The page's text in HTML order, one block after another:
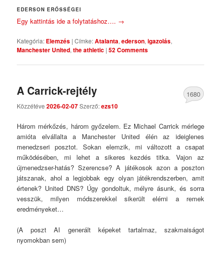
EDERSON ERŐSSÉGEI
Egy kattintás ide a folytatáshoz…. →
Kategória: Elemzés |Címke:Atalanta,ederson,igazolás,
Manchester United,the athletic |52 Comments
A Carrick-rejtély
Közzétéve2026-02-07Szerző:ezs10
1680
Három mérkőzés, három győzelem. Ez Michael Carrick mérlege
amióta elvállalta a Manchester United élén az ideiglenes
menedzseri posztot. Sokan elemzik, mi változott a csapat
működésében, mi lehet a sikeres kezdés titka. Vajon az
újmenedzser-hatás? Szerencse? A játékosok azon a poszton
játszanak, ahol a legjobbak egy olyan játékrendszerben, amit
értenek? United DNS? Úgy gondoltuk, mélyre ásunk, és sorra
vesszük, milyen módszerekkel sikerült elérni a remek
eredményeket…
(A poszt AI generált képeket tartalmaz, szakmaiságot
nyomokban sem)